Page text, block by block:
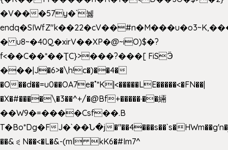
�V���57y�`뉋
� u8~�40Q�xirV��XP�@~iO)$�?
f<��C��*��ƮC}>���?���[ FiSӬ
���|J�6>�\h!c�)��4�
�O��d��=u0��OA7e�˚*K|<�����LE�����<�FN��|
�X�#����\�3��^+/�@Bf+�����·��緉
��W9�=����Csf��.B
T�Bo*Dg�FJ�`��Ն�j�"��4���s��`s�HWm��g'n�ږ�Ht�!
��&⪗N��<�L�&-(ml kK6�#Im7^